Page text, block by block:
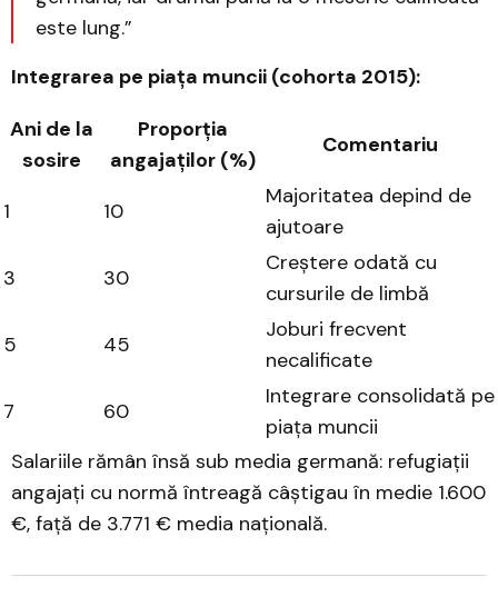
este lung.”
Integrarea pe piața muncii (cohorta 2015):
Ani de la
sosire
Proporția
angajaților (%)
Comentariu
1 10
Majoritatea depind de
ajutoare
3
30
Creștere odată cu
cursurile de limbă
5
45
Joburi frecvent
necalificate
7
60
Integrare consolidată pe
piața muncii
Salariile rămân însă sub media germană: refugiații
angajați cu normă întreagă câștigau în medie 1.600
€, față de 3.771 € media națională.